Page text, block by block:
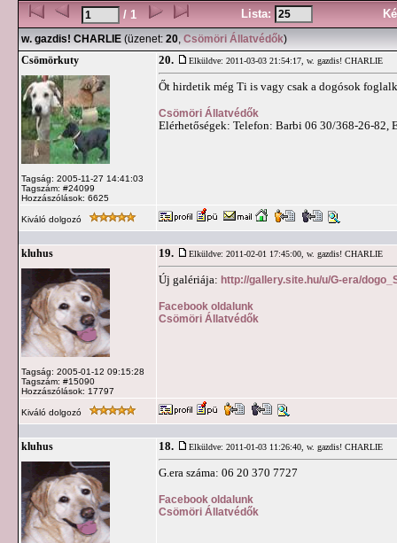
/ 1 Lista:
w. gazdis! CHARLIE (üzenet: 20, Csömöri Állatvédők)
Csömörkuty
Tagság: 2005-11-27 14:41:03
Tagszám: #24099
Hozzászólások: 6625
20. Elküldve: 2011-03-03 21:54:17, w. gazdis! CHARLIE
Őt hirdetik még Ti is vagy csak a dogósok
Csömöri Állatvédők
Elérhetőségek: Telefon: Barbi 06 30/368-26-82,
Kiváló dolgozó
kluhus
Tagság: 2005-01-12 09:15:28
Tagszám: #15090
Hozzászólások: 17797
19. Elküldve: 2011-02-01 17:45:00, w. gazdis! CHARLIE
Új galériája: http://gallery.site.hu/u/G-era/
Facebook oldalunk
Csömöri Állatvédők
Kiváló dolgozó
kluhus 18. Elküldve: 2011-01-03 11:26:40, w. gazdis! CHARLIE
G.era száma: 06 20 370 7727
Facebook oldalunk
Csömöri Állatvédők